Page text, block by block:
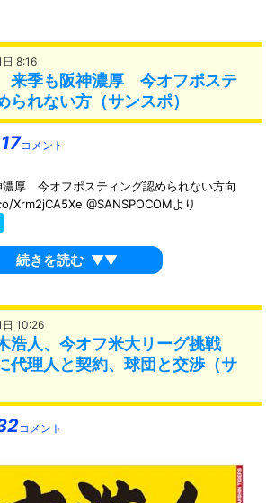
8:16
来季も阪神濃厚 今オフポステ
られない方（サンスポ）
17コメント
濃厚 今オフポスティング認められない方向
Xrm2jCA5Xe @SANSPOCOMより
続きを読む ▼▼
10:26
浩人、今オフ米大リーグ挑戦
理人と契約、球団と交渉（サ
コメント